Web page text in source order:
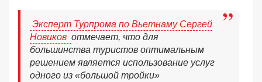
Эксперт Турпрома по Вьетнаму Сергей
Новиков отмечает, что для
большинства туристов оптимальным
решением является использование услуг
одного из «большой тройки»